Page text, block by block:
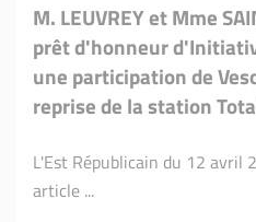
M. LEUVREY et Mme
prêt d'honneur
une participation de
reprise de la station
L'Est Républicain du 12 avril
article ...